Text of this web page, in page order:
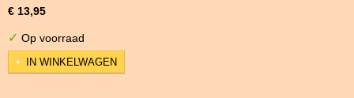
€ 13,95
✓ Op voorraad
IN WINKELWAGEN